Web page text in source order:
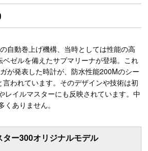
自動巻上げ機構、当時としては性能の高
ゼルを備えたサブマリーナが登場。これ
が発表した時計が、防水性能200Mのシー
われています。そのデザインや技術は初
レイルマスターにも反映されています。中
ありません。
ター300オリジナルモデル